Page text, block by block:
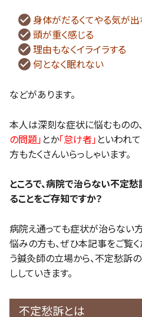
身体がだるくてやる気が
頭が重く感じる
理由もなくイライラする
何となく眠れない
などがあります。
本人は深刻な症状に悩むものの
の問題」 とか「怠け者」 といわれ
方もたくさんいらっしゃいます。
ところで、病院で治らない不定
ることをご存知ですか？
病院え通っても症状が治らない
悩みの方も、ぜひ本記事をご覧
う鍼灸師の立場から、不定愁訴
ししていきます。
不定愁訴とは